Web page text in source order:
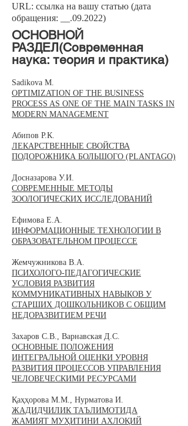
URL: ссылка на вашу статью (дата
обращения: __.09.2022)
​ОСНОВНОЙ
РАЗДЕЛ(Современная
наука: теория и практика)
Sadikova M.
OPTIMIZATION OF THE BUSINESS
PROCESS AS ONE OF THE MAIN TASKS IN
MODERN MANAGEMENT
Абипов Р.К.
ЛЕКАРСТВЕННЫЕ СВОЙСТВА
ПОДОРОЖНИКА БОЛЬШОГО (PLANTAGO)
Досназарова У.И.
СОВРЕМЕННЫЕ МЕТОДЫ
ЗООЛОГИЧЕСКИХ ИССЛЕДОВАНИЙ
Ефимова Е.А.
ИНФОРМАЦИОННЫЕ ТЕХНОЛОГИИ В
ОБРАЗОВАТЕЛЬНОМ ПРОЦЕССЕ
Жемчужникова В.А.
ПСИХОЛОГО-ПЕДАГОГИЧЕСКИЕ
УСЛОВИЯ РАЗВИТИЯ
КОММУНИКАТИВНЫХ НАВЫКОВ У
СТАРШИХ ДОШКОЛЬНИКОВ С ОБЩИМ
НЕДОРАЗВИТИЕМ РЕЧИ
Захаров С.В., Варнавская Д.С.
ОСНОВНЫЕ ПОЛОЖЕНИЯ
ИНТЕГРАЛЬНОЙ ОЦЕНКИ УРОВНЯ
РАЗВИТИЯ ПРОЦЕССОВ УПРАВЛЕНИЯ
ЧЕЛОВЕЧЕСКИМИ РЕСУРСАМИ
Қаҳҳорова М.М., Нурматова И.
ЖАДИДЧИЛИК ТАЪЛИМОТИДА
ЖАМИЯТ МУҲИТИНИ АХЛОҚИЙ